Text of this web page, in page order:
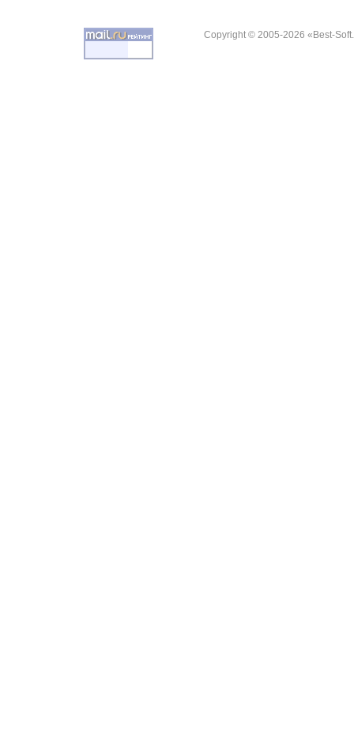
Copyright © 2005-2026 «Best-